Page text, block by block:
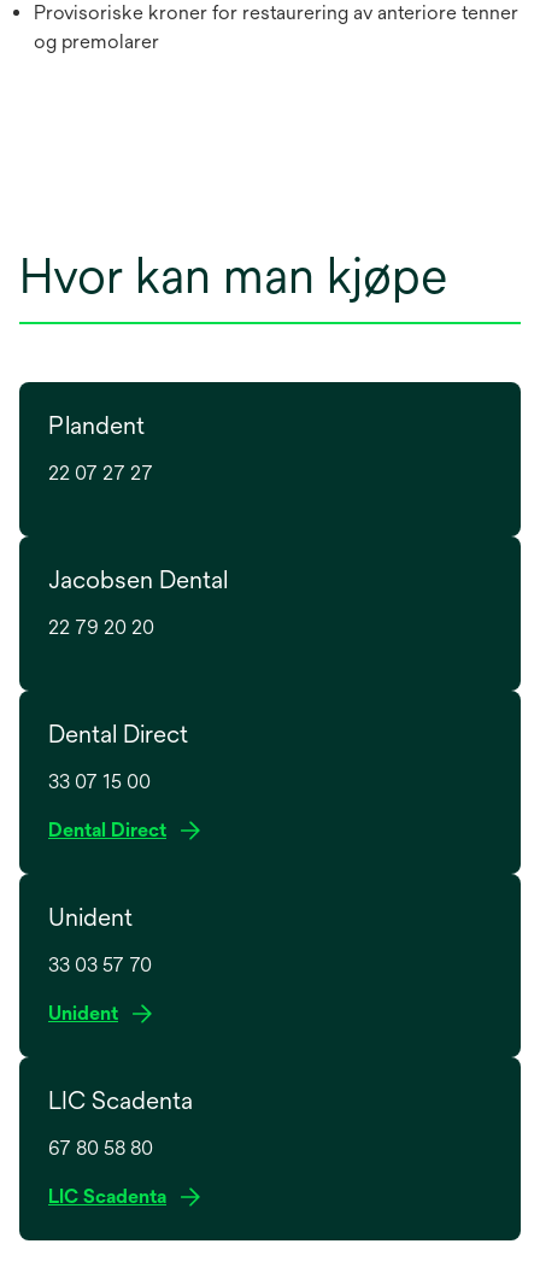
Provisoriske kroner for restaurering av anteriore tenner
og premolarer
Hvor kan man kjøpe
Plandent
22 07 27 27
Jacobsen Dental
22 79 20 20
Dental Direct
33 07 15 00
Dental Directo
e
b
Unident
33 03 57 70
Unidento
n
i
n
n
LIC Scadenta
67 80 58 80
LIC Scadentao